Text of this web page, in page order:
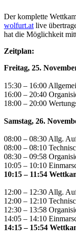
Der komplette
wolfurt.at live
hat die Möglichkeit
Zeitplan:
Freitag, 25.
15:30 – 16:00
16:00 – 20:40
18:00 – 20:00
Samstag, 26.
08:00 – 08:30 Allg.
08:00 – 08:10
08:30 – 09:58
10:05 – 10:10
10:15 – 11:54
12:00 – 12:30 Allg.
12:00 – 12:10
12:30 – 13:58
14:05 – 14:10
14:15 – 15:54